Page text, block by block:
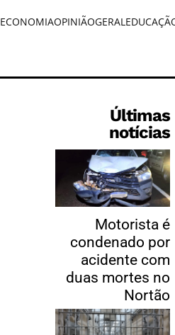
ECONOMIAOPINIÃOGERAL
Últimas
notícias
Motorista é
condenado por
acidente com
duas mortes no
Nortão